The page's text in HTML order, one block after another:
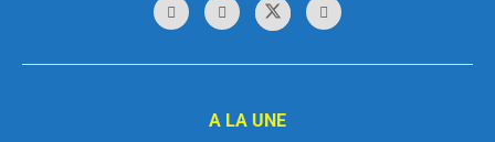
A LA UNE